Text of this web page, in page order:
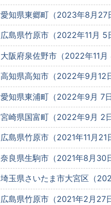
愛知県東郷町（2023年8月27
広島県竹原市（2022年11月 5
大阪府泉佐野市（2022年11
高知県高知市（2022年9月12
愛知県東浦町（2022年9月 7
宮崎県国富町（2022年9月 2
広島県竹原市（2021年11月21
奈良県生駒市（2021年8月30
埼玉県さいたま市大宮区（
広島県竹原市（2021年2月27